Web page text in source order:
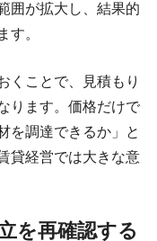
囲が拡大し、結果的
す。
くことで、見積もり
ります。価格だけで
を調達できるか」と
貸経営では大きな意
を再確認する